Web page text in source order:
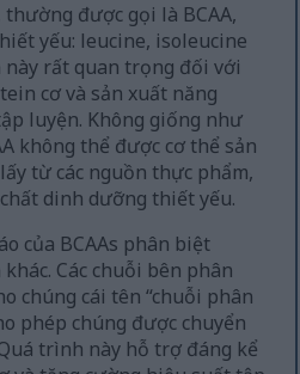
được gọi là BCAA,
yếu: leucine, isoleucine
này rất quan trọng đối với
cơ và sản xuất năng
luyện. Không giống như
không thể được cơ thể sản
từ các nguồn thực phẩm,
dinh dưỡng thiết yếu.
của BCAAs phân biệt
Các chuỗi bên phân
chúng cái tên “chuỗi phân
phép chúng được chuyển
trình này hỗ trợ đáng kể